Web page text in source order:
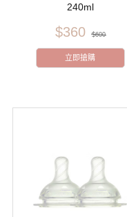
240ml
$360 $600
立即搶購